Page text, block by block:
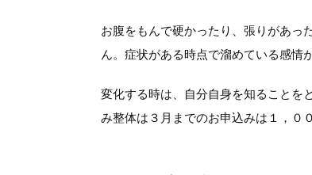
お腹をもんで硬かったり、張りがあっ
ん。症状がある時点で溜めている感情
変化する時は、自分自身を知ることを
み整体は３月までのお申込みは１，０